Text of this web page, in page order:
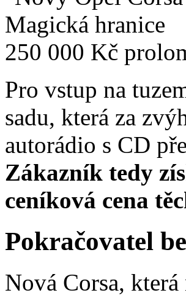
Pro vstup na
sadu, která za
autorádio s CD
Zákazník tedy
ceníková cena
Pokračovatel
Nová Corsa,